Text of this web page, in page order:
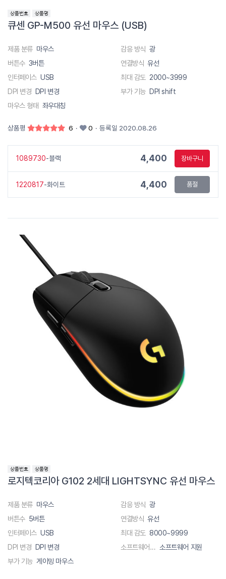
큐센 GP-M500 유선 마우스 (USB)
제품 분류 마우스 감응 방식 광
버튼수 3버튼 연결방식 유선
인터페이스 USB 최대 감도 2000~3999
DPI 변경 DPI 변경 부가 기능 DPI shift
마우스 형태 좌우대칭
상품평 6 · 0 · 등록일 2020.08.26
1089730-블랙 4,400 장바구니
1220817-화이트 4,400 품절
로지텍코리아 G102 2세대 LIGHTSYNC 유선 마우스
제품 분류 마우스 감응 방식 광
버튼수 5버튼 연결방식 유선
인터페이스 USB 최대 감도 8000~9999
DPI 변경 DPI 변경 소프트웨어 지원 소프트웨어 지원
부가 기능 게이밍 마우스